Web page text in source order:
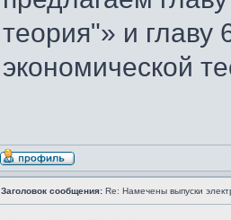
теория"» и главу
экономической
Заголовок сообщения: Re: Намечены выпуски